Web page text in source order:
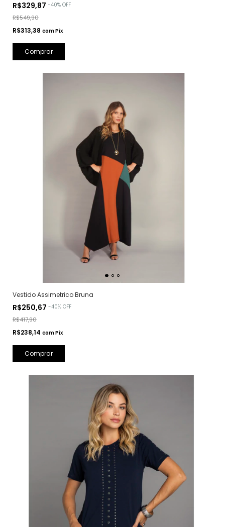
R$329,87 -40% OFF
R$549,90
R$313,38 comPix
Comprar
Vestido Assimetrico Bruna
R$250,67 -40% OFF
R$417,90
R$238,14 comPix
Comprar